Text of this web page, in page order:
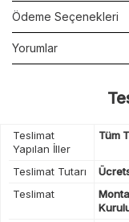
Ödeme Seçenekleri
Yorumlar
Teslimat
Yapılan İller
Tüm
Teslimat Tutarı
Teslimat